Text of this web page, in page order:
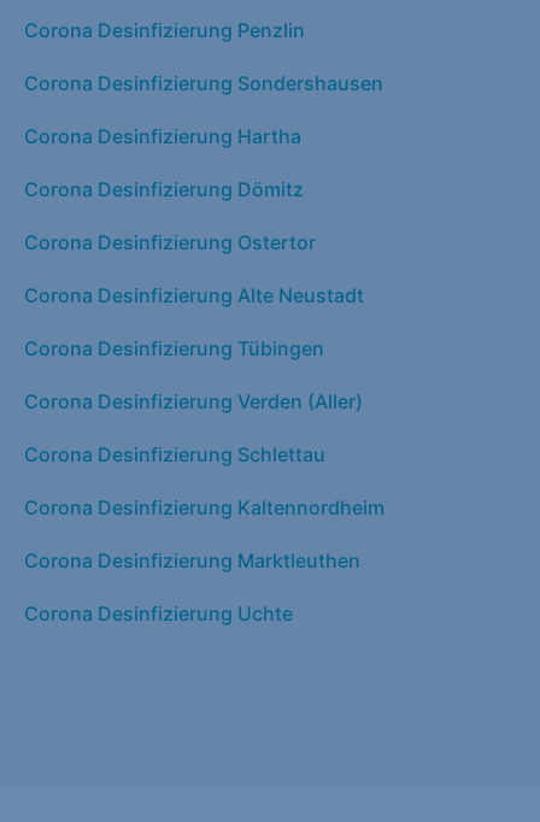
Corona Desinfizierung Penzlin
Corona Desinfizierung Sondershausen
Corona Desinfizierung Hartha
Corona Desinfizierung Dömitz
Corona Desinfizierung Ostertor
Corona Desinfizierung Alte Neustadt
Corona Desinfizierung Tübingen
Corona Desinfizierung Verden (Aller)
Corona Desinfizierung Schlettau
Corona Desinfizierung Kaltennordheim
Corona Desinfizierung Marktleuthen
Corona Desinfizierung Uchte